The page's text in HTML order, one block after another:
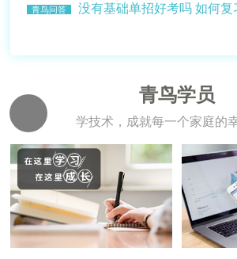
青鸟问答
没有基础单招好考吗 如何复
青鸟学员
学技术，成就每一个家庭的